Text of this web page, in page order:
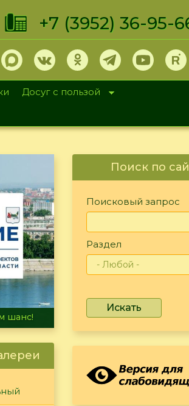
+7 (3952) 36-95-
Досуг с пользой
тонет
Поиск по
Поисковый запрос
Раздел
Искать